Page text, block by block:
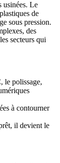
usinées. Le
de
sous pression.
des
secteurs qui
le polissage,
à contourner
il devient le